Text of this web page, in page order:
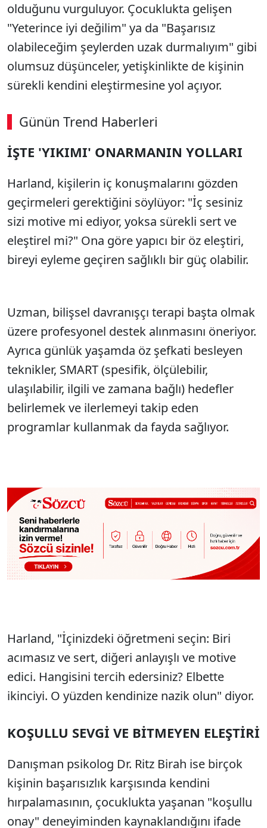
olduğunu vurguluyor. Çocuklukta gelişen
"Yeterince iyi değilim" ya da "Başarısız
olabileceğim şeylerden uzak durmalıyım" gibi
olumsuz düşünceler, yetişkinlikte de kişinin
sürekli kendini eleştirmesine yol açıyor.
Günün Trend Haberleri
00:02 / 08:15
Sesi Aç
İŞTE 'YIKIMI' ONARMANIN YOLLARI
Harland, kişilerin iç konuşmalarını gözden
geçirmeleri gerektiğini söylüyor: "İç sesiniz
sizi motive mi ediyor, yoksa sürekli sert ve
eleştirel mi?" Ona göre yapıcı bir öz eleştiri,
bireyi eyleme geçiren sağlıklı bir güç olabilir.
Uzman, bilişsel davranışçı terapi başta olmak
üzere profesyonel destek alınmasını öneriyor.
Ayrıca günlük yaşamda öz şefkati besleyen
teknikler, SMART (spesifik, ölçülebilir,
ulaşılabilir, ilgili ve zamana bağlı) hedefler
belirlemek ve ilerlemeyi takip eden
programlar kullanmak da fayda sağlıyor.
Harland, "İçinizdeki öğretmeni seçin: Biri
acımasız ve sert, diğeri anlayışlı ve motive
edici. Hangisini tercih edersiniz? Elbette
ikinciyi. O yüzden kendinize nazik olun" diyor.
KOŞULLU SEVGİ VE BİTMEYEN ELEŞTİRİ
Danışman psikolog Dr. Ritz Birah ise birçok
kişinin başarısızlık karşısında kendini
hırpalamasının, çocuklukta yaşanan "koşullu
onay" deneyiminden kaynaklandığını ifade